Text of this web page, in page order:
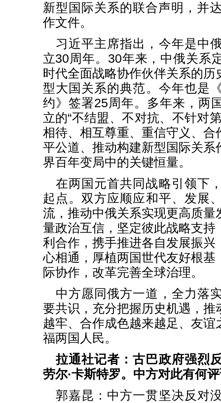
新型国际关系的联合声明，并
作文件。
习近平主席指出，今年是中
立30周年。30年来，中俄关系
时代全面战略协作伙伴关系的
型大国关系的典范。今年也是
约》签署25周年。多年来，两
立的“不结盟、不对抗、不针对
相待、相互尊重、重信守义、合
平公道、推动构建新型国际关系
界百年变局中的关键恒量。
在两国元首共同战略引领下
起点。双方应顺应和平、发展
流，推动中俄关系实现更高质量
量政治互信，坚定彼此战略支持
利合作，携手推进各自发展振兴
心相通，厚植两国世代友好根基
际协作，改革完善全球治理。
中方愿同俄方一道，全力落
要共识，充分把握历史机遇，推
越牢、合作成色越来越足、友谊
福两国人民。
拉通社记者：古巴政府强烈
劳尔·卡斯特罗。中方对此有何
郭嘉昆：中方一贯坚决反对